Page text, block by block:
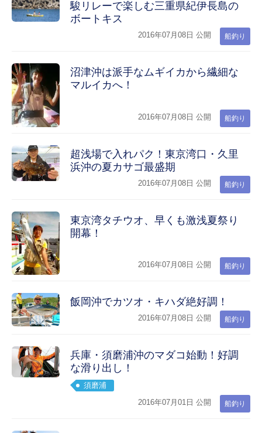
駿リレーで楽しむ三重県紀伊長島の
ボートキス
船釣り
2016年07月08日 公開
沼津沖は派手なムギイカから繊細な
マルイカへ！
船釣り
2016年07月08日 公開
超浅場で入れパク！東京湾口・久里
浜沖の夏カサゴ最盛期
船釣り
2016年07月08日 公開
東京湾タチウオ、早くも激浅夏祭り
開幕！
船釣り
2016年07月08日 公開
飯岡沖でカツオ・キハダ絶好調！
船釣り
2016年07月08日 公開
兵庫・須磨浦沖のマダコ始動！好調
な滑り出し！
須磨浦
船釣り
2016年07月01日 公開